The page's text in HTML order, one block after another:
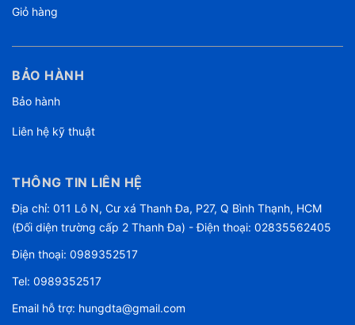
Giỏ hàng
BẢO HÀNH
Bảo hành
Liên hệ kỹ thuật
THÔNG TIN LIÊN HỆ
Địa chỉ: 011 Lô N, Cư xá Thanh Đa, P27, Q Bình Thạnh, HCM
(Đối diện trường cấp 2 Thanh Đa) - Điện thoại: 02835562405
Điện thoại: 0989352517
Tel: 0989352517
Email hỗ trợ: hungdta@gmail.com